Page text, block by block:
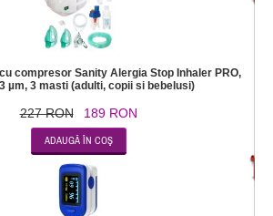
compresor Sanity Alergia Stop Inhaler PRO,
µm, 3 masti (adulti, copii si bebelusi)
227 RON 189 RON